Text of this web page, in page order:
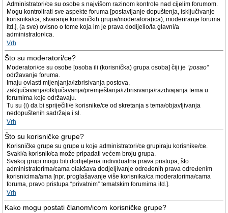
Administratori/ce su osobe s najvišom razinom kontrole nad cijelim forumom.
Mogu kontrolirati sve aspekte foruma [postavljanje dopuštenja, isključivanje
korisnika/ca, stvaranje korisničkih grupa/moderatora(ica), moderiranje foruma
itd.], (a sve) ovisno o tome koja im je prava dodijelio/la glavni/a
administrator/ica.
Vrh
Što su moderatori/ce?
Moderatori/ce su osobe [osoba ili (korisnička) grupa osoba] čiji je “posao”
održavanje foruma.
Imaju ovlasti mijenjanja/izbrisivanja postova,
zaključavanja/otključavanja/premještanja/izbrisivanja/razdvajanja tema u
forumima koje održavaju.
Tu su (i) da bi spriječili/e korisnike/ce od skretanja s tema/objavljivanja
nedopuštenih sadržaja i sl.
Vrh
Što su korisničke grupe?
Korisničke grupe su grupe u koje administratori/ce grupiraju korisnike/ce.
Svaki/a korisnik/ca može pripadati većem broju grupa.
Svakoj grupi mogu biti dodijeljena individualna prava pristupa, što
administratorima/cama olakšava dodjeljivanje određenih prava određenim
korisnicima/ama [npr. proglašavanje više korisnika/ca moderatorima/cama
foruma, pravo pristupa “privatnim” tematskim forumima itd.].
Vrh
Kako mogu postati članom/icom korisničke grupe?